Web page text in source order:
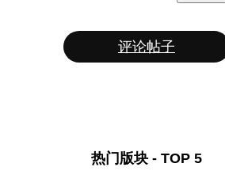
评论帖子
热门版块 - TOP 5